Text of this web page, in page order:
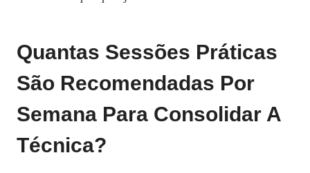
Quantas Sessões Práticas
São Recomendadas Por
Semana Para Consolidar A
Técnica?